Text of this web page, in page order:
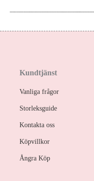
Kundtjänst
Vanliga frågor
Storleksguide
Kontakta oss
Köpvillkor
Ångra Köp